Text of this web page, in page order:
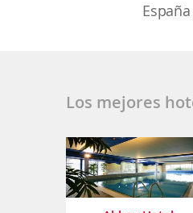
España
Los mejores